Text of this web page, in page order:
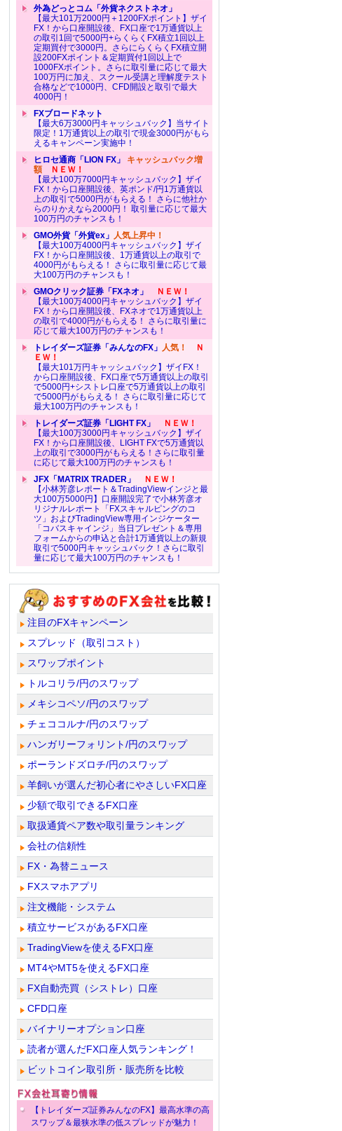
外為どっとコム「外貨ネクストネオ」
【最大101万2000円＋1200FXポイント】ザイ
FX！から口座開設後、FX口座で1万通貨以上
の取引1回で5000円+らくらくFX積立1回以上
定期買付で3000円。さらにらくらくFX積立開
設200FXポイント＆定期買付1回以上で
1000FXポイント。さらに取引量に応じて最大
100万円に加え、スクール受講と理解度テスト
合格などで1000円、CFD開設と取引で最大
4000円！
FXブロードネット
【最大6万3000円キャッシュバック】当サイト
限定！1万通貨以上の取引で現金3000円がもら
えるキャンペーン実施中！
ヒロセ通商「LION FX」 キャッシュバック増
額ＮＥＷ！
【最大100万7000円キャッシュバック】ザイ
FX！から口座開設後、英ポンド/円1万通貨以
上の取引で5000円がもらえる！ さらに他社か
らのりかえなら2000円！ 取引量に応じて最大
100万円のチャンスも！
GMO外貨「外貨ex」 人気上昇中！
【最大100万4000円キャッシュバック】ザイ
FX！から口座開設後、1万通貨以上の取引で
4000円がもらえる！ さらに取引量に応じて最
大100万円のチャンスも！
GMOクリック証券「FXネオ」
ＮＥＷ！
【最大100万4000円キャッシュバック】ザイ
FX！から口座開設後、FXネオで1万通貨以上
の取引で4000円がもらえる！ さらに取引量に
応じて最大100万円のチャンスも！
トレイダーズ証券「みんなのFX」 人気！
Ｎ
ＥＷ！
【最大101万円キャッシュバック】ザイFX！
から口座開設後、FX口座で5万通貨以上の取引
で5000円+シストレ口座で5万通貨以上の取引
で5000円がもらえる！ さらに取引量に応じて
最大100万円のチャンスも！
トレイダーズ証券「LIGHT FX」
ＮＥＷ！
【最大100万3000円キャッシュバック】ザイ
FX！から口座開設後、LIGHT FXで5万通貨以
上の取引で3000円がもらえる！さらに取引量
に応じて最大100万円のチャンスも！
JFX「MATRIX TRADER」
ＮＥＷ！
【小林芳彦レポート＆TradingViewインジと最
大100万5000円】口座開設完了で小林芳彦オ
リジナルレポート「FXスキャルピングのコ
ツ」およびTradingView専用インジケーター
「コバスキャインジ」当日プレゼント＆専用
フォームからの申込と合計1万通貨以上の新規
取引で5000円キャッシュバック！さらに取引
量に応じて最大100万円のチャンスも！
注目のFXキャンペーン
スプレッド（取引コスト）
スワップポイント
トルコリラ/円のスワップ
メキシコペソ/円のスワップ
チェココルナ/円のスワップ
ハンガリーフォリント/円のスワップ
ポーランドズロチ/円のスワップ
羊飼いが選んだ初心者にやさしいFX口座
少額で取引できるFX口座
取扱通貨ペア数や取引量ランキング
会社の信頼性
FX・為替ニュース
FXスマホアプリ
注文機能・システム
積立サービスがあるFX口座
TradingViewを使えるFX口座
MT4やMT5を使えるFX口座
FX自動売買（シストレ）口座
CFD口座
バイナリーオプション口座
読者が選んだFX口座人気ランキング！
ビットコイン取引所・販売所を比較
【トレイダーズ証券みんなのFX】最高水準の高
スワップ＆最狭水準の低スプレッドが魅力！